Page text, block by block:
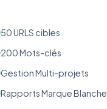
50 URLS cibles
200 Mots-clés
Gestion Multi-projets
Rapports Marque Blanche